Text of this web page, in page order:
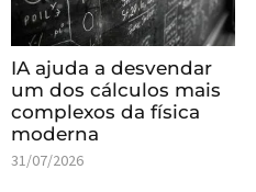
IA ajuda a desvendar
um dos cálculos mais
complexos da física
moderna
31/07/2026